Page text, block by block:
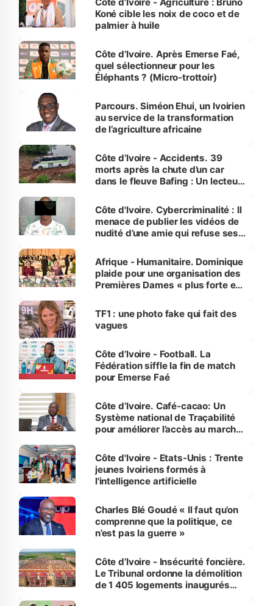
Koné cible les noix de coco et de
palmier à huile
Côte d’Ivoire. Après Emerse Faé,
quel sélectionneur pour les
Éléphants ? (Micro-trottoir)
Parcours. Siméon Ehui, un Ivoirien
au service de la transformation
de l’agriculture africaine
Côte d’Ivoire - Accidents. 39
morts après la chute d’un car
dans le fleuve Bafing : Un lecteur
des Transports
Côte d'Ivoire. Cybercriminalité : Il
menace de publier les vidéos de
nudité d’une amie qui refuse ses
Afrique - Humanitaire. Dominique
plaide pour une organisation des
Premières Dames « plus forte et
sur la scène internationale »
TF1 : une photo fake qui fait des
vagues
Côte d’Ivoire - Football. La
Fédération siffle la fin de match
pour Emerse Faé
Côte d’Ivoire. Café-cacao: Un
Système national de Traçabilité
pour améliorer l’accès au marché
Côte d'Ivoire - Etats-Unis : Trente
jeunes Ivoiriens formés à
l'intelligence artificielle
Charles Blé Goudé « Il faut qu’on
comprenne que la politique, ce
n’est pas la guerre »
Côte d’Ivoire - Insécurité foncière.
Le Tribunal ordonne la démolition
de 1 405 logements inaugurés